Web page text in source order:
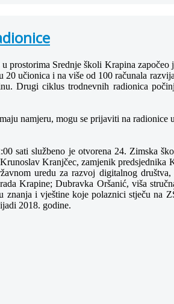
prostorima Srednje školi Krapina
učionica i na više od 100 računala
Drugi ciklus trodnevnih radionica
namjeru, mogu se prijaviti na
sati službeno je otvorena 24. Zimska
Kranjčec, zamjenik
uredu za razvoj digitalnog
Krapine; Dubravka Oršanić, viša
i vještine koje polaznici stječu na
2018. godine.